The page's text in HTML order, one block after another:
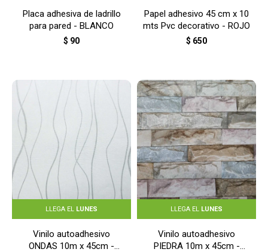
Placa adhesiva de ladrillo
para pared - BLANCO
$ 90
Papel adhesivo 45 cm x 10
mts Pvc decorativo - ROJO
$ 650
LLEGA EL LUNES
Vinilo autoadhesivo
ONDAS 10m x 45cm -
LLEGA EL LUNES
Vinilo autoadhesivo
PIEDRA 10m x 45cm -